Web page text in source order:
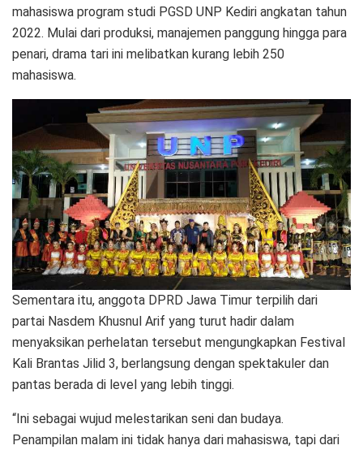
mahasiswa program studi PGSD UNP Kediri angkatan tahun
2022. Mulai dari produksi, manajemen panggung hingga para
penari, drama tari ini melibatkan kurang lebih 250
mahasiswa.
Sementara itu, anggota DPRD Jawa Timur terpilih dari
partai Nasdem Khusnul Arif yang turut hadir dalam
menyaksikan perhelatan tersebut mengungkapkan Festival
Kali Brantas Jilid 3, berlangsung dengan spektakuler dan
pantas berada di level yang lebih tinggi.
“Ini sebagai wujud melestarikan seni dan budaya.
Penampilan malam ini tidak hanya dari mahasiswa, tapi dari